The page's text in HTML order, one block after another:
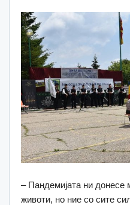
– Пандемијата ни донесе
животи, но ние со сите